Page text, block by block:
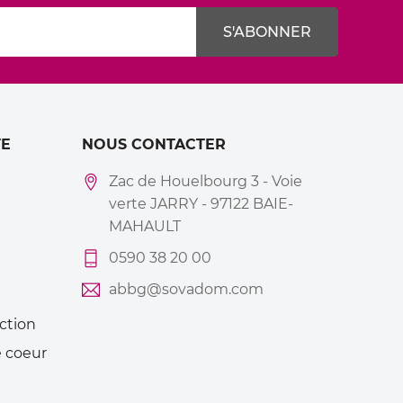
coeur
NOUS CONTACTER
Zac de Houelbourg 3 - Voie
verte JARRY - 97122 BAIE-
MAHAULT
0590 38 20 00
abbg@sovadom.com